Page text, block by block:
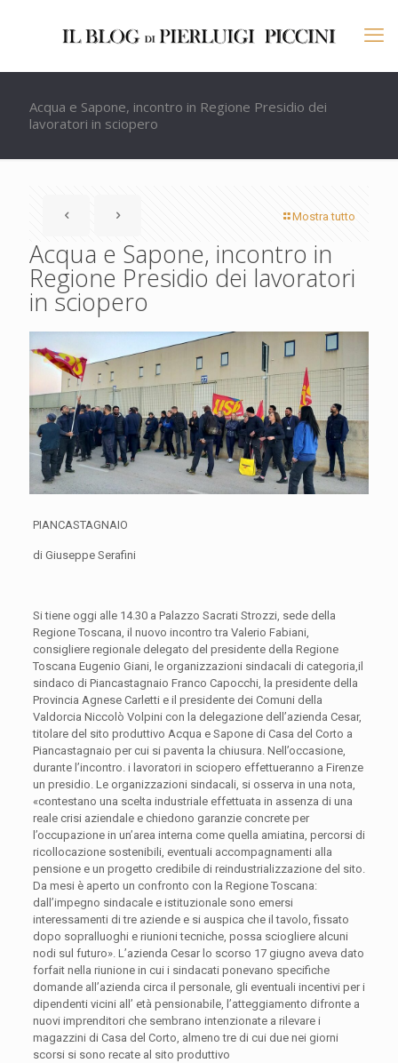
Acqua e Sapone, incontro in Regione Presidio dei
lavoratori in sciopero
Mostra tutto
Acqua e Sapone, incontro in
Regione Presidio dei lavoratori
in sciopero
PIANCASTAGNAIO
di Giuseppe Serafini
Si tiene oggi alle 14.30 a Palazzo Sacrati Strozzi, sede della
Regione Toscana, il nuovo incontro tra Valerio Fabiani,
consigliere regionale delegato del presidente della Regione
Toscana Eugenio Giani, le organizzazioni sindacali di categoria,il
sindaco di Piancastagnaio Franco Capocchi, la presidente della
Provincia Agnese Carletti e il presidente dei Comuni della
Valdorcia Niccolò Volpini con la delegazione dell’azienda Cesar,
titolare del sito produttivo Acqua e Sapone di Casa del Corto a
Piancastagnaio per cui si paventa la chiusura. Nell’occasione,
durante l’incontro. i lavoratori in sciopero effettueranno a Firenze
un presidio. Le organizzazioni sindacali, si osserva in una nota,
«contestano una scelta industriale effettuata in assenza di una
reale crisi aziendale e chiedono garanzie concrete per
l’occupazione in un’area interna come quella amiatina, percorsi di
ricollocazione sostenibili, eventuali accompagnamenti alla
pensione e un progetto credibile di reindustrializzazione del sito.
Da mesi è aperto un confronto con la Regione Toscana:
dall’impegno sindacale e istituzionale sono emersi
interessamenti di tre aziende e si auspica che il tavolo, fissato
dopo sopralluoghi e riunioni tecniche, possa sciogliere alcuni
nodi sul futuro». L’azienda Cesar lo scorso 17 giugno aveva dato
forfait nella riunione in cui i sindacati ponevano specifiche
domande all’azienda circa il personale, gli eventuali incentivi per i
dipendenti vicini all’ età pensionabile, l’atteggiamento difronte a
nuovi imprenditori che sembrano intenzionate a rilevare i
magazzini di Casa del Corto, almeno tre di cui due nei giorni
scorsi si sono recate al sito produttivo